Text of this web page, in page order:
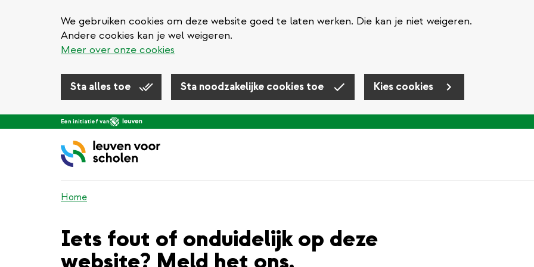
We gebruiken cookies om deze website goed te laten werken. Die kan je niet weigeren.
Andere cookies kan je wel weigeren.
Meer over onze cookies
Sta alles toe Sta noodzakelijke cookies toe Kies cookies
OverslaanEen initiatief van
Home
Iets fout of onduidelijk op deze